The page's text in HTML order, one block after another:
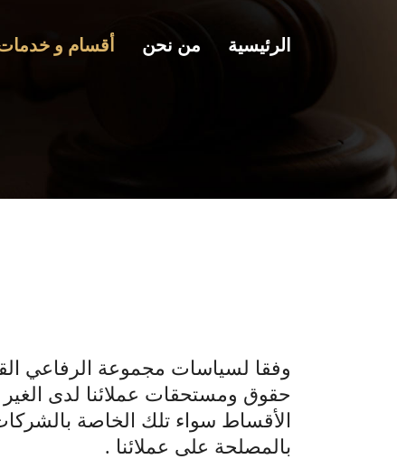
أقسام و من نحن الرئيسية
وفقا لسياسات مجموعة الرفاعي
حقوق ومستحقات عملائنا لدى
الأقساط سواء تلك الخاصة
بالمصلحة على عملائنا .